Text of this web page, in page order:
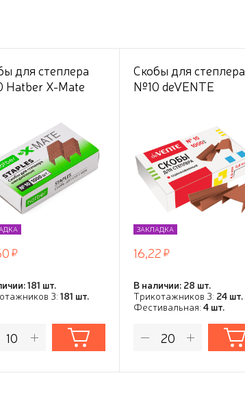
для степлера
X-Mate
181 шт.
3: 181 шт.
Скобы для степлера
№10 deVENTE
ЗАКЛАДКА
16,22
В наличии: 28 шт.
Трикотажников 3: 24 шт.
Фестивальная: 4 шт.